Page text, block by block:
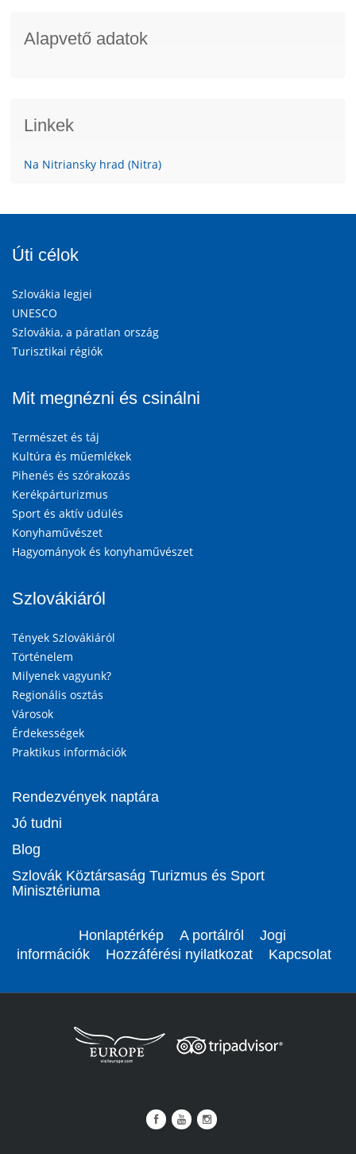
Alapvető adatok
Linkek
Na Nitriansky hrad (Nitra)
Úti célok
Szlovákia legjei
UNESCO
Szlovákia, a páratlan ország
Turisztikai régiók
Mit megnézni és csinálni
Természet és táj
Kultúra és műemlékek
Pihenés és szórakozás
Kerékpárturizmus
Sport és aktív üdülés
Konyhaművészet
Hagyományok és konyhaművészet
Szlovákiáról
Tények Szlovákiáról
Történelem
Milyenek vagyunk?
Regionális osztás
Városok
Érdekességek
Praktikus információk
Rendezvények naptára
Jó tudni
Blog
Szlovák Köztársaság Turizmus és Sport
Minisztériuma
Honlaptérkép A portálról
Jogi
információk
Hozzáférési nyilatkozat Kapcsolat